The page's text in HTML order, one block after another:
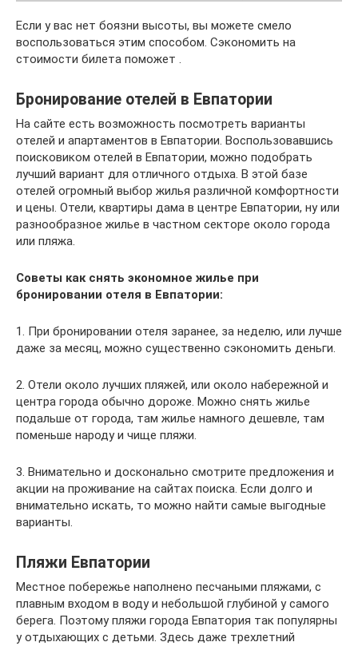
Если у вас нет боязни высоты, вы можете смело
воспользоваться этим способом. Сэкономить на
стоимости билета поможет .
Бронирование отелей в Евпатории
На сайте есть возможность посмотреть варианты
отелей и апартаментов в Евпатории. Воспользовавшись
поисковиком отелей в Евпатории, можно подобрать
лучший вариант для отличного отдыха. В этой базе
отелей огромный выбор жилья различной комфортности
и цены. Отели, квартиры дама в центре Евпатории, ну или
разнообразное жилье в частном секторе около города
или пляжа.
Советы как снять экономное жилье при
бронировании отеля в Евпатории:
1. При бронировании отеля заранее, за неделю, или лучше
даже за месяц, можно существенно сэкономить деньги.
2. Отели около лучших пляжей, или около набережной и
центра города обычно дороже. Можно снять жилье
подальше от города, там жилье намного дешевле, там
поменьше народу и чище пляжи.
3. Внимательно и досконально смотрите предложения и
акции на проживание на сайтах поиска. Если долго и
внимательно искать, то можно найти самые выгодные
варианты.
Пляжи Евпатории
Местное побережье наполнено песчаными пляжами, с
плавным входом в воду и небольшой глубиной у самого
берега. Поэтому пляжи города Евпатория так популярны
у отдыхающих с детьми. Здесь даже трехлетний